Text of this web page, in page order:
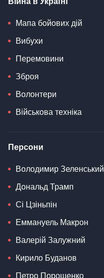
Мапа бойових дій
Вибухи
Перемовини
Зброя
Волонтери
Військова техніка
Персони
Володимир Зеленський
Дональд Трамп
Сі Цзіньпін
Еммануель Макрон
Валерій Залужний
Кирило Буданов
Петро Порошенко